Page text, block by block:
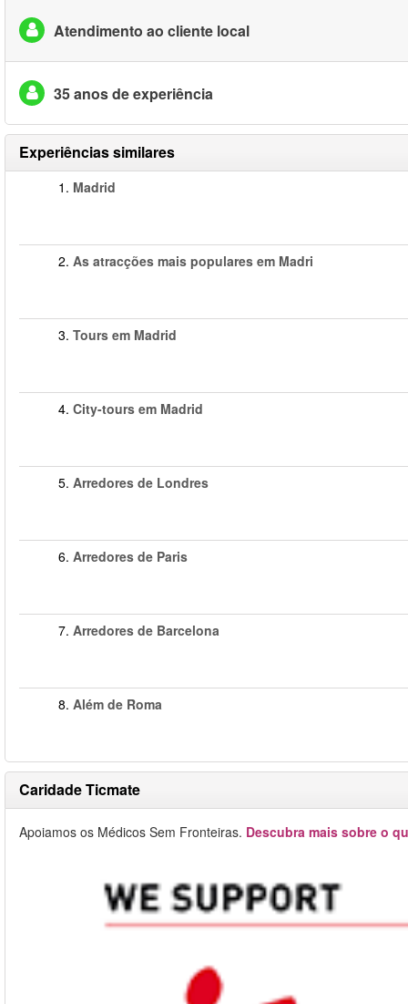
Atendimento ao cliente local
35 anos de experiência
Experiências similares
1. Madrid
2. As atracções mais populares em Madri
3. Tours em Madrid
4. City-tours em Madrid
5. Arredores de Londres
6. Arredores de Paris
7. Arredores de Barcelona
8. Além de Roma
Caridade Ticmate
Apoiamos os Médicos Sem Fronteiras. Descubra mais sobre o